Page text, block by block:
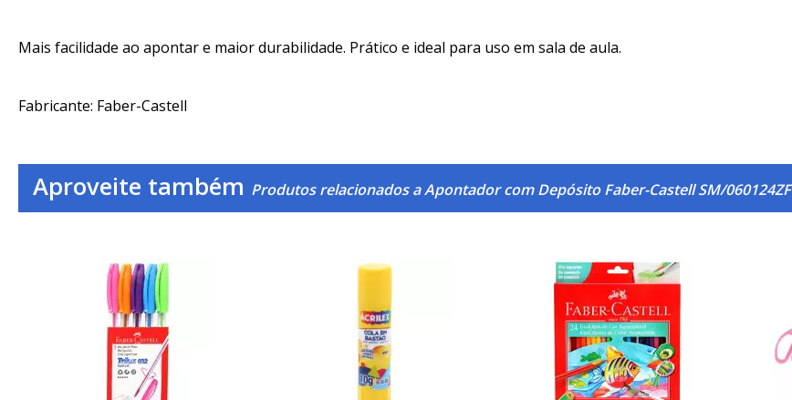
Mais facilidade ao apontar e maior durabilidade. Prático e ideal para uso em sala de aula.
Fabricante: Faber-Castell
Aproveite também Produtos relacionados a Apontador com Depósito Faber-Castell SM/060124ZF